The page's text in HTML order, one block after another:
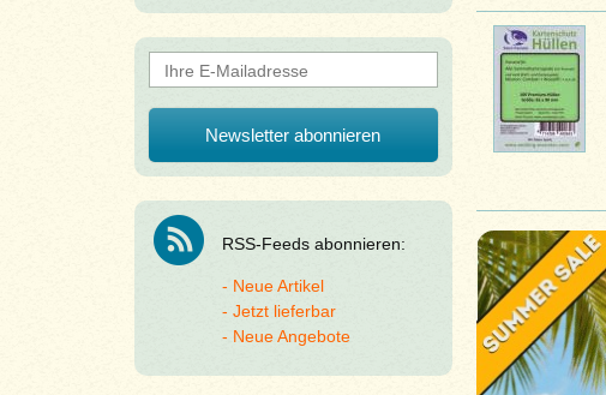
RSS-Feeds abonnieren:
Neue Artikel
Jetzt lieferbar
Neue Angebote